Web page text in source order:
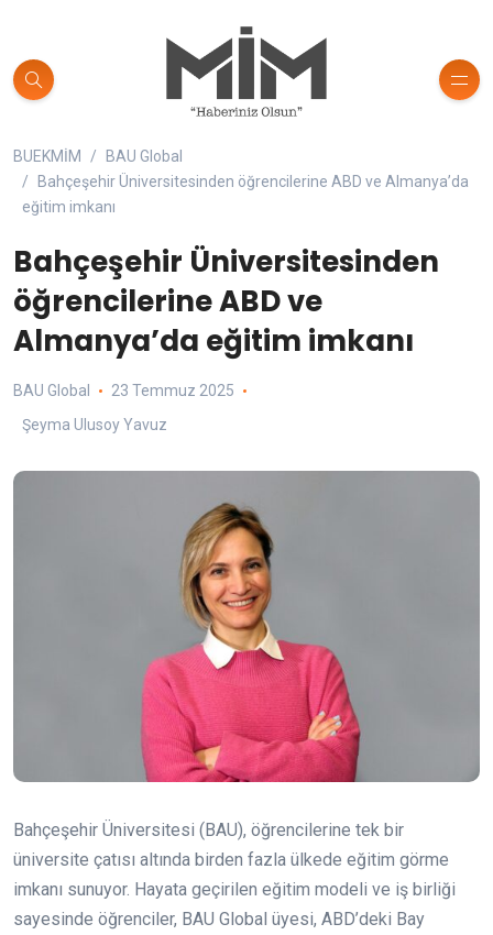
BUEKMİM
BAU Global
Bahçeşehir Üniversitesinden öğrencilerine ABD ve Almanya’da
eğitim imkanı
Bahçeşehir Üniversitesinden
öğrencilerine ABD ve
Almanya’da eğitim imkanı
BAU Global
23 Temmuz 2025
Şeyma Ulusoy Yavuz
Bahçeşehir Üniversitesi (BAU), öğrencilerine tek bir
üniversite çatısı altında birden fazla ülkede eğitim görme
imkanı sunuyor. Hayata geçirilen eğitim modeli ve iş birliği
sayesinde öğrenciler, BAU Global üyesi, ABD’deki Bay